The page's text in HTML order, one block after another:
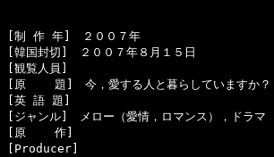
[制 作 年]　２００７年
[韓国封切]　２００７年８月１５日
[観覧人員]
[原    題]　今，愛する人と暮らしていますか
[英 語 題]
[ジャンル]　メロー（愛情，ロマンス），ドラマ
[原    作]
[Producer]